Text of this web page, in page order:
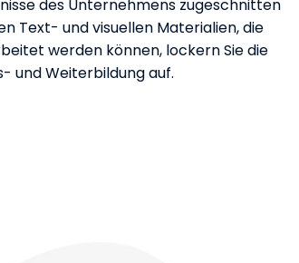
des Unternehmens zugeschnitten
Text- und visuellen Materialien, die
werden können, lockern Sie die
und Weiterbildung auf.